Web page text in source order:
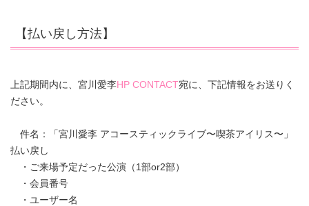
【払い戻し方法】
上記期間内に、宮川愛李HP CONTACT宛に、下記情報をお送りく
ださい。
件名：「宮川愛李 アコースティックライブ〜喫茶アイリス〜」
払い戻し
・ご来場予定だった公演（1部or2部）
・会員番号
・ユーザー名